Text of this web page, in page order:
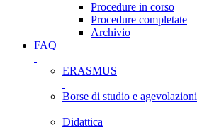
Procedure in corso
Procedure completate
Archivio
FAQ
ERASMUS
Borse di studio e agevolazioni
Didattica